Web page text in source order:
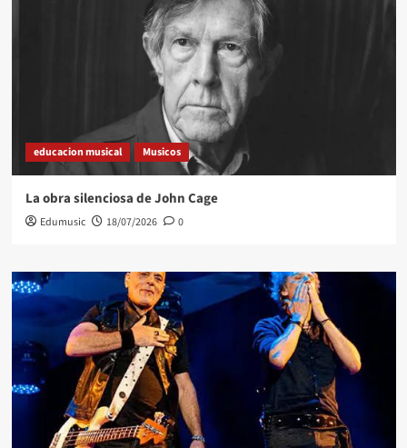
educacion musical Musicos
La obra silenciosa de John Cage
Edumusic 18/07/2026 0